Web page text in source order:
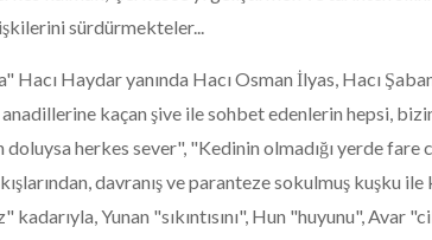
sürdürmekteler...
Hacı Haydar yanında Hacı Osman İlyas, Hacı
kaçan şive ile sohbet edenlerin hepsi,
herkes sever", "Kedinin olmadığı yerde
davranış ve paranteze sokulmuş kuşku
Yunan "sıkıntısını", Hun "huyunu", Avar